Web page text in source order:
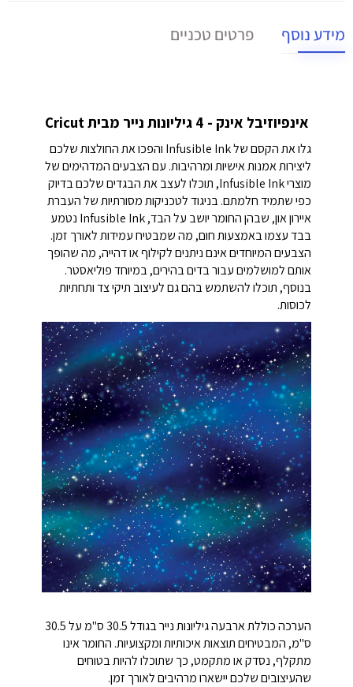
מידע נוסף פרטים טכניים
אינפיוזיבל אינק - 4 גיליונות נייר מבית Cricut
גלו את הקסם של Infusible Ink והפכו את החולצות שלכם
ליצירות אמנות אישיות ומרהיבות. עם הצבעים המדהימים של
מוצרי Infusible Ink, תוכלו לעצב את הבגדים שלכם בדיוק
כפי שתמיד חלמתם. בניגוד לטכניקות מסורתיות של העברת
איירון און, שבהן החומר יושב על הבד, Infusible Ink נטמע
בבד עצמו באמצעות חום, מה שמבטיח עמידות לאורך זמן.
הצבעים המיוחדים אינם ניתנים לקילוף או דהייה, מה שהופך
אותם למושלמים עבור בדים בהירים, במיוחד פוליאסטר.
בנוסף, תוכלו להשתמש בהם גם לעיצוב תיקי צד ותחתיות
לכוסות.
הערכה כוללת ארבעה גיליונות נייר בגודל 30.5 ס"מ על 30.5
ס"מ, המבטיחים תוצאות איכותיות ומקצועיות. החומר אינו
מתקלף, נסדק או מתקמט, כך שתוכלו להיות בטוחים
שהעיצובים שלכם יישארו מרהיבים לאורך זמן.